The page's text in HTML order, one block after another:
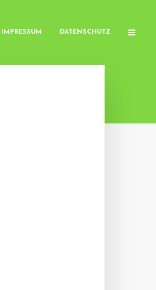
IMPRESSUM DATENSCHUTZ